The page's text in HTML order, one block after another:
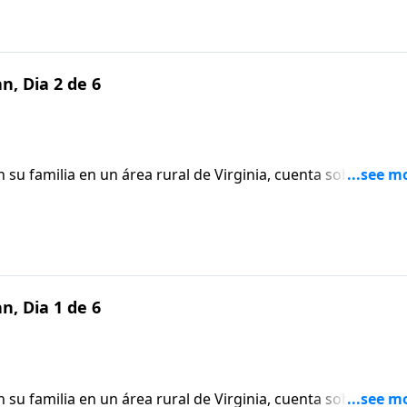
Dios, buscando vivir en obediencia a Su voluntad.
Dia 2 de 6
familia en un área rural de Virginia, cuenta sobre un
diaria le mantenían despierta por la noche. Después de
clave para encontrar la paz. Anderson acompaña a
que anhelaba, no cambiando sus circunstancias,
Dia 1 de 6
familia en un área rural de Virginia, cuenta sobre un